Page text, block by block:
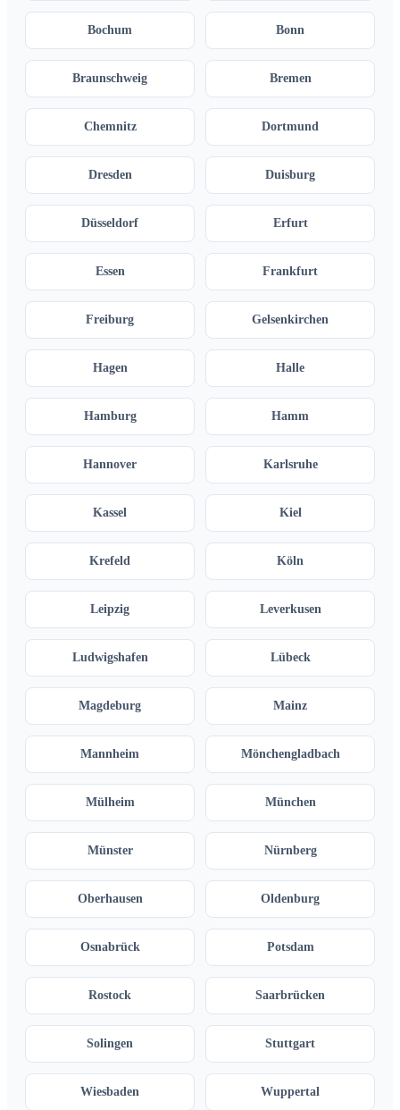
Bochum Bonn
Braunschweig Bremen
Chemnitz Dortmund
Dresden Duisburg
Düsseldorf Erfurt
Essen Frankfurt
Freiburg Gelsenkirchen
Hagen Halle
Hamburg Hamm
Hannover Karlsruhe
Kassel Kiel
Krefeld Köln
Leipzig Leverkusen
Ludwigshafen Lübeck
Magdeburg Mainz
Mannheim Mönchengladbach
Mülheim München
Münster Nürnberg
Oberhausen Oldenburg
Osnabrück Potsdam
Rostock Saarbrücken
Solingen Stuttgart
Wiesbaden Wuppertal